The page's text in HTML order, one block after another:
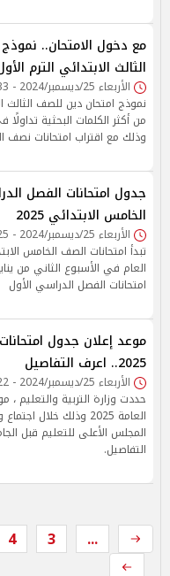
مع دخول الامتحان..
الثالث الابتدائي الترم الأول
الأربعاء 25/ديسمبر/2024 - 09:33 م
من أكثر الكلمات البحثية
وذلك مع اقتراب امتحانات نصف
جدول امتحانات الفصل
الخامس الابتدائي 2025
الأربعاء 25/ديسمبر/2024 - 08:25 م
تبدأ امتحانات الصف الخامس
امتحانات الفصل الدراسي الأول
موعد إعلان جدول امتحانات
2025.. اعرف التفاصيل
الأربعاء 25/ديسمبر/2024 - 07:22 م
حددت وزارة التربية والتعليم ،
العامة 2025 وذلك خلال
المجلس الأعلى للتعليم قبل
التفاصيل.
...
3
4